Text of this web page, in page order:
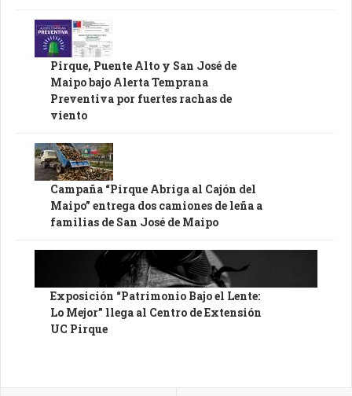
Pirque, Puente Alto y San José de
Maipo bajo Alerta Temprana
Preventiva por fuertes rachas de
viento
Campaña “Pirque Abriga al Cajón del
Maipo” entrega dos camiones de leña a
familias de San José de Maipo
Exposición “Patrimonio Bajo el Lente:
Lo Mejor” llega al Centro de Extensión
UC Pirque